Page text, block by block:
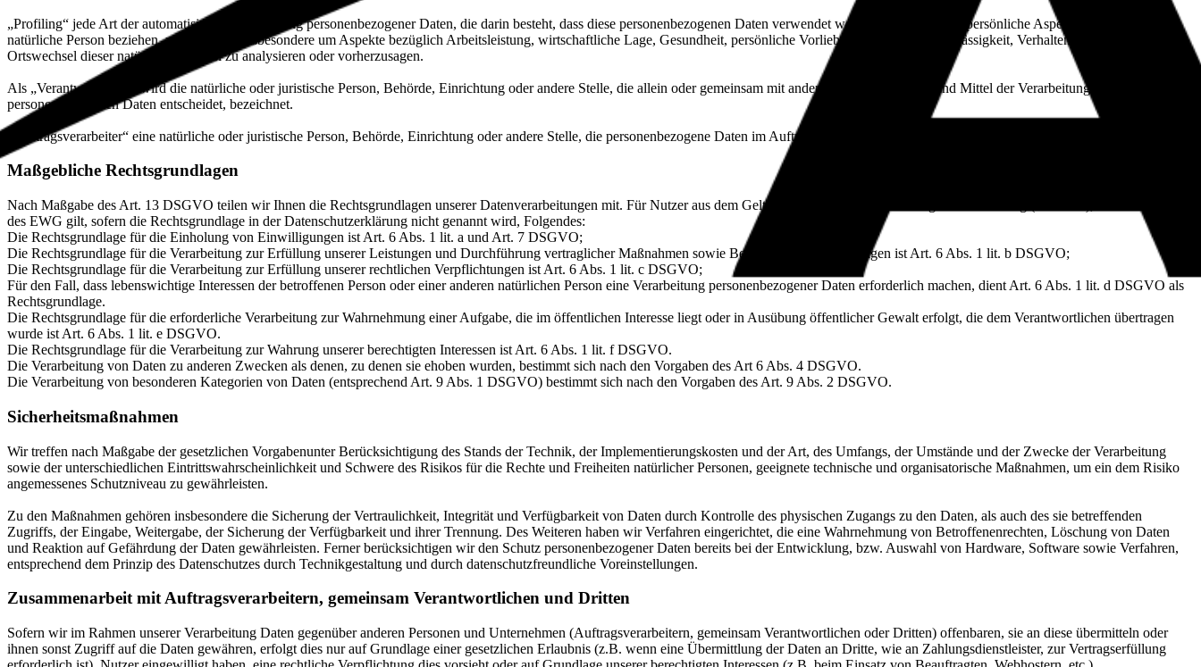
„Profiling“ jede Art der automatisierten Verarbeitung personenbezogener Daten, die darin besteht, dass diese personenbezogenen Daten verwendet werden, um bestimmte persönliche Aspekte, die sich auf eine
natürliche Person beziehen, zu bewerten, insbesondere um Aspekte bezüglich Arbeitsleistung, wirtschaftliche Lage, Gesundheit, persönliche Vorlieben, Interessen, Zuverlässigkeit, Verhalten, Aufenthaltsort oder
Ortswechsel dieser natürlichen Person zu analysieren oder vorherzusagen.
Als „Verantwortlicher“ wird die natürliche oder juristische Person, Behörde, Einrichtung oder andere Stelle, die allein oder gemeinsam mit anderen über die Zwecke und Mittel der Verarbeitung von
personenbezogenen Daten entscheidet, bezeichnet.
„Auftragsverarbeiter“ eine natürliche oder juristische Person, Behörde, Einrichtung oder andere Stelle, die personenbezogene Daten im Auftrag des Verantwortlichen verarbeitet.
Maßgebliche Rechtsgrundlagen
Nach Maßgabe des Art. 13 DSGVO teilen wir Ihnen die Rechtsgrundlagen unserer Datenverarbeitungen mit. Für Nutzer aus dem Geltungsbereich der Datenschutzgrundverordnung (DSGVO), d.h. der EU und
des EWG gilt, sofern die Rechtsgrundlage in der Datenschutzerklärung nicht genannt wird, Folgendes:
Die Rechtsgrundlage für die Einholung von Einwilligungen ist Art. 6 Abs. 1 lit. a und Art. 7 DSGVO;
Die Rechtsgrundlage für die Verarbeitung zur Erfüllung unserer Leistungen und Durchführung vertraglicher Maßnahmen sowie Beantwortung von Anfragen ist Art. 6 Abs. 1 lit. b DSGVO;
Die Rechtsgrundlage für die Verarbeitung zur Erfüllung unserer rechtlichen Verpflichtungen ist Art. 6 Abs. 1 lit. c DSGVO;
Für den Fall, dass lebenswichtige Interessen der betroffenen Person oder einer anderen natürlichen Person eine Verarbeitung personenbezogener Daten erforderlich machen, dient Art. 6 Abs. 1 lit. d DSGVO als
Rechtsgrundlage.
Die Rechtsgrundlage für die erforderliche Verarbeitung zur Wahrnehmung einer Aufgabe, die im öffentlichen Interesse liegt oder in Ausübung öffentlicher Gewalt erfolgt, die dem Verantwortlichen übertragen
wurde ist Art. 6 Abs. 1 lit. e DSGVO.
Die Rechtsgrundlage für die Verarbeitung zur Wahrung unserer berechtigten Interessen ist Art. 6 Abs. 1 lit. f DSGVO.
Die Verarbeitung von Daten zu anderen Zwecken als denen, zu denen sie ehoben wurden, bestimmt sich nach den Vorgaben des Art 6 Abs. 4 DSGVO.
Die Verarbeitung von besonderen Kategorien von Daten (entsprechend Art. 9 Abs. 1 DSGVO) bestimmt sich nach den Vorgaben des Art. 9 Abs. 2 DSGVO.
Sicherheitsmaßnahmen
Wir treffen nach Maßgabe der gesetzlichen Vorgabenunter Berücksichtigung des Stands der Technik, der Implementierungskosten und der Art, des Umfangs, der Umstände und der Zwecke der Verarbeitung
sowie der unterschiedlichen Eintrittswahrscheinlichkeit und Schwere des Risikos für die Rechte und Freiheiten natürlicher Personen, geeignete technische und organisatorische Maßnahmen, um ein dem Risiko
angemessenes Schutzniveau zu gewährleisten.
Zu den Maßnahmen gehören insbesondere die Sicherung der Vertraulichkeit, Integrität und Verfügbarkeit von Daten durch Kontrolle des physischen Zugangs zu den Daten, als auch des sie betreffenden
Zugriffs, der Eingabe, Weitergabe, der Sicherung der Verfügbarkeit und ihrer Trennung. Des Weiteren haben wir Verfahren eingerichtet, die eine Wahrnehmung von Betroffenenrechten, Löschung von Daten
und Reaktion auf Gefährdung der Daten gewährleisten. Ferner berücksichtigen wir den Schutz personenbezogener Daten bereits bei der Entwicklung, bzw. Auswahl von Hardware, Software sowie Verfahren,
entsprechend dem Prinzip des Datenschutzes durch Technikgestaltung und durch datenschutzfreundliche Voreinstellungen.
Zusammenarbeit mit Auftragsverarbeitern, gemeinsam Verantwortlichen und Dritten
Sofern wir im Rahmen unserer Verarbeitung Daten gegenüber anderen Personen und Unternehmen (Auftragsverarbeitern, gemeinsam Verantwortlichen oder Dritten) offenbaren, sie an diese übermitteln oder
ihnen sonst Zugriff auf die Daten gewähren, erfolgt dies nur auf Grundlage einer gesetzlichen Erlaubnis (z.B. wenn eine Übermittlung der Daten an Dritte, wie an Zahlungsdienstleister, zur Vertragserfüllung